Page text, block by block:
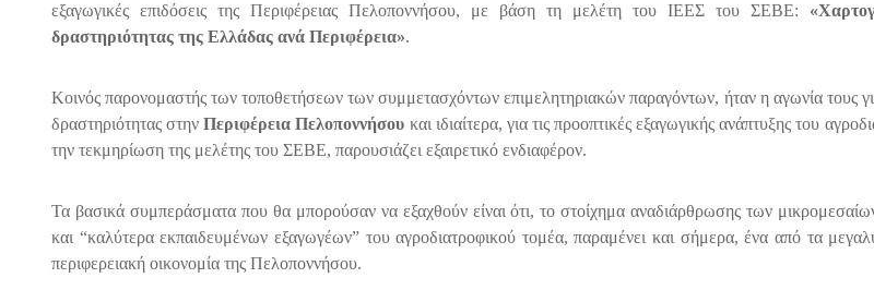
εξαγωγικές επιδόσεις της Περιφέρειας Πελοποννήσου, με βάση τη μελέτη του ΙΕΕΣ του ΣΕΒΕ:
δραστηριότητας της Ελλάδας ανά Περιφέρεια».
Κοινός παρονομαστής των τοποθετήσεων των συμμετασχόντων επιμελητηριακών παραγόντων, ήταν η αγωνία τους
δραστηριότητας στηνΠεριφέρεια Πελοποννήσου και ιδιαίτερα, για τις προοπτικές εξαγωγικής ανάπτυξης του
την τεκμηρίωση της μελέτης του ΣΕΒΕ, παρουσιάζει εξαιρετικό ενδιαφέρον.
Τα βασικά συμπεράσματα που θα μπορούσαν να εξαχθούν είναι ότι, το στοίχημα αναδιάρθρωσης των
και “καλύτερα εκπαιδευμένων εξαγωγέων” του αγροδιατροφικού τομέα, παραμένει και σήμερα, ένα από τα
περιφερειακή οικονομία της Πελοποννήσου.